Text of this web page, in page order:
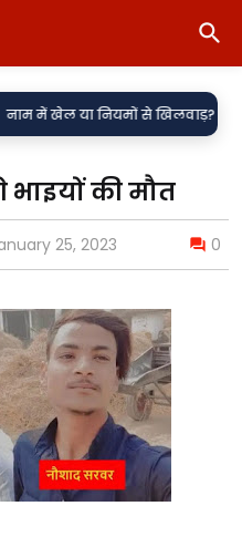
नियमों से खिलवाड़? सरकारी
की मौत
25, 2023 0